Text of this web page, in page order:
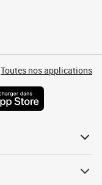
Toutes nos applications